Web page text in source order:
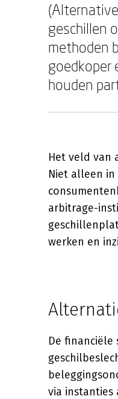
geschillen
methoden
goedkoper
houden
Het veld van
Niet alleen in
arbitrage-
werken en
De
via instanties